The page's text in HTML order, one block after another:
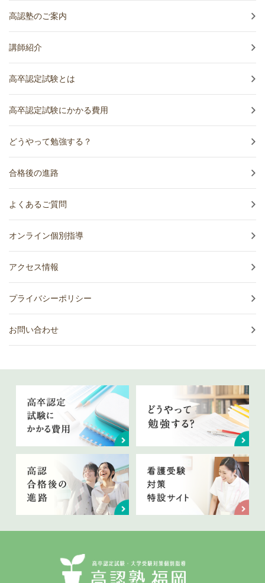
高認塾のご案内
講師紹介
高卒認定試験とは
高卒認定試験にかかる費用
どうやって勉強する？
合格後の進路
よくあるご質問
オンライン個別指導
アクセス情報
プライバシーポリシー
お問い合わせ